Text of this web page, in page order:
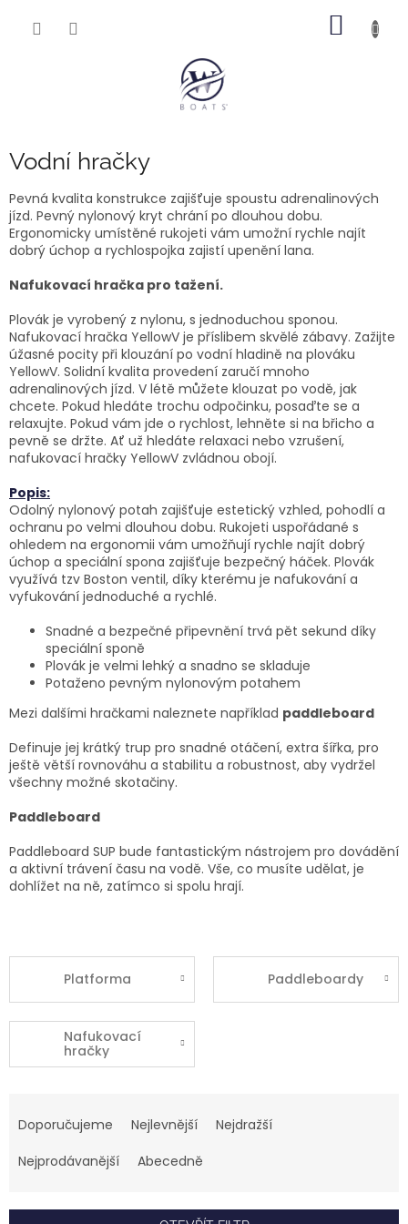
Vodní hračky
Pevná kvalita konstrukce zajišťuje spoustu adrenalinových
jízd. Pevný nylonový kryt chrání po dlouhou dobu.
Ergonomicky umístěné rukojeti vám umožní rychle najít
dobrý úchop a rychlospojka zajistí upenění lana.
Nafukovací hračka pro tažení.
Plovák je vyrobený z nylonu, s jednoduchou sponou.
Nafukovací hračka YellowV je příslibem skvělé zábavy. Zažijte
úžasné pocity při klouzání po vodní hladině na plováku
YellowV. Solidní kvalita provedení zaručí mnoho
adrenalinových jízd. V létě můžete klouzat po vodě, jak
chcete. Pokud hledáte trochu odpočinku, posaďte se a
relaxujte. Pokud vám jde o rychlost, lehněte si na břicho a
pevně se držte. Ať už hledáte relaxaci nebo vzrušení,
nafukovací hračky YellowV zvládnou obojí.
Popis:
Odolný nylonový potah zajišťuje estetický vzhled, pohodlí a
ochranu po velmi dlouhou dobu. Rukojeti uspořádané s
ohledem na ergonomii vám umožňují rychle najít dobrý
úchop a speciální spona zajišťuje bezpečný háček. Plovák
využívá tzv Boston ventil, díky kterému je nafukování a
vyfukování jednoduché a rychlé.
Snadné a bezpečné připevnění trvá pět sekund díky
speciální sponě
Plovák je velmi lehký a snadno se skladuje
Potaženo pevným nylonovým potahem
Mezi dalšími hračkami naleznete například paddleboard
Definuje jej krátký trup pro snadné otáčení, extra šířka, pro
ještě větší rovnováhu a stabilitu a robustnost, aby vydržel
všechny možné skotačiny.
Paddleboard
Paddleboard SUP bude fantastickým nástrojem pro dovádění
a aktivní trávení času na vodě. Vše, co musíte udělat, je
dohlížet na ně, zatímco si spolu hrají.
Platforma Paddleboardy
Nafukovací
hračky
e
Doporučujeme Nejlevnější
Nejdražší
Nejprodávanější
Abecedně